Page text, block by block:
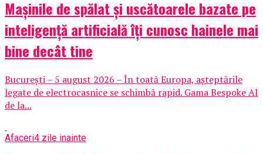
Mașinile de spălat și uscătoarele bazate pe
inteligență artificială îți cunosc hainele mai
bine decât tine
București – 5 august 2026 – În toată Europa, așteptările
legate de electrocasnice se schimbă rapid. Gama Bespoke AI
de la...
Afaceri4 zile inainte